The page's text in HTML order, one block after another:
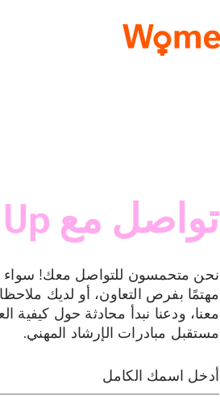
تواصل مع Women Up!
نحن متحمسون للتواصل معك! سواء
مهتمًا بفرص التعاون، أو لديك
معنا، ودعنا نبدأ محادثة حول
مستقبل مبادرات الإرشاد المهني.